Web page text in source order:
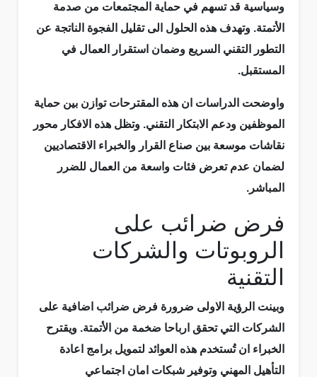
وسياسية قد تسهم في حماية المجتمعات من صدمة
الأتمتة. وتهدف هذه الحلول الى تقليل الفجوة الناتجة عن
التطور التقني السريع وضمان استقرار العمال في
المستقبل.
واوضحت الدراسات ان هذه المقترحات توازن بين حماية
الموظفين ودعم الابتكار التقني. وتظل هذه الافكار محور
نقاشات موسعة بين صناع القرار والخبراء الاقتصاديين
لضمان عدم تعرض فئات واسعة من العمال للضرر
المباشر.
فرض ضرائب على
الروبوتات والشركات
التقنية
وبينت الرؤية الاولى ضرورة فرض ضرائب اضافية على
الشركات التي تحقق ارباحا ضخمة من الأتمتة. ويقترح
الخبراء ان تُستخدم هذه العوائد لتمويل برامج اعادة
التأهيل المهني وتوفير شبكات امان اجتماعي